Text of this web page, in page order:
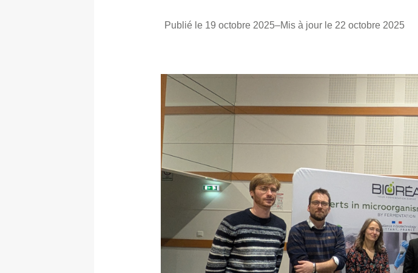
Publié le 19 octobre 2025–Mis à jour le 22 octobre 2025